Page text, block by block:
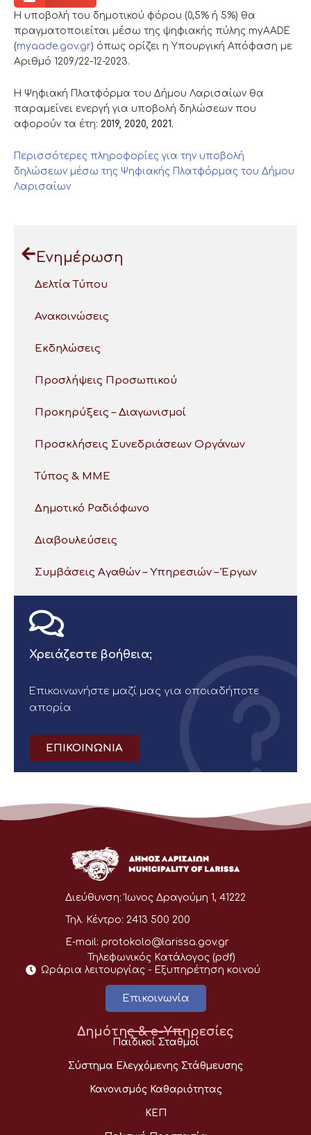
Η υποβολή του δημοτικού φόρου (0,5% ή 5%) θα
πραγματοποιείται μέσω της ψηφιακής πύλης myAADE
(myaade.gov.gr) όπως ορίζει η Υπουργική Απόφαση με
Αριθμό 1209/22-12-2023.
Η Ψηφιακή Πλατφόρμα του Δήμου Λαρισαίων θα
παραμείνει ενεργή για υποβολή δηλώσεων που
αφορούν τα έτη: 2019, 2020, 2021.
Περισσότερες πληροφορίες για την υποβολή
δηλώσεων μέσω της Ψηφιακής Πλατφόρμας του Δήμου
Λαρισαίων
Ενημέρωση
Δελτία Τύπου
Ανακοινώσεις
Εκδηλώσεις
Προσλήψεις Προσωπικού
Προκηρύξεις – Διαγωνισμοί
Προσκλήσεις Συνεδριάσεων Οργάνων
Τύπος & ΜΜΕ
Δημοτικό Ραδιόφωνο
Διαβουλεύσεις
Συμβάσεις Αγαθών – Υπηρεσιών – Έργων
Χρειάζεστε βοήθεια;
Επικοινωνήστε μαζί μας για οποιαδήποτε
απορία
ΕΠΙΚΟΙΝΩΝΙΑ
Διεύθυνση: Ίωνος Δραγούμη 1, 41222
Τηλ. Κέντρο: 2413 500 200
E-mail: protokolo@larissa.gov.gr
Τηλεφωνικός Κατάλογος (pdf)
Ωράρια λειτουργίας - Eξυπηρέτηση κοινού
Επικοινωνία
Δημότης & e-Υπηρεσίες
Παιδικοί Σταθμοί
Σύστημα Ελεγχόμενης Στάθμευσης
Κανονισμός Καθαριότητας
ΚΕΠ